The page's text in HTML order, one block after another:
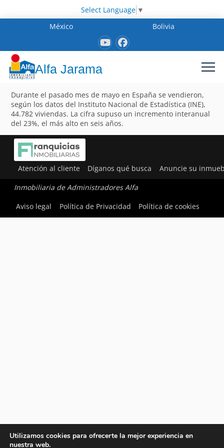
Select Language ▼
México
Bolivia
Alfa Jarama
Durante el pasado mes de mayo en España se vendieron,
según los datos del Instituto Nacional de Estadística (INE),
44.782 viviendas. La cifra supuso un incremento interanual
del 23%, el más alto en seis años.
Atención al cliente Díganos qué busca Anuncie su
Inmobiliaria de Administradores Alfa
Aviso legal
Política de Privacidad Política de cookies
Utilizamos cookies para ofrecerte la mejor experiencia en
nuestra web.